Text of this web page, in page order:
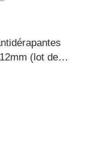
(lot de